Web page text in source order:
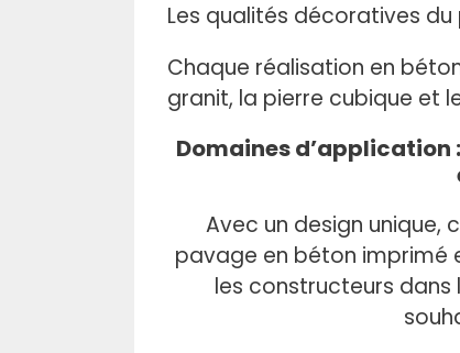
v
i
d
e
.
Les qualités décoratives
Chaque réalisation en
granit, la pierre cubique et
Domaines
Avec un design
pavage en béton imprimé
les constructeurs dans